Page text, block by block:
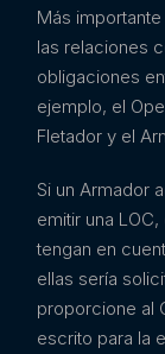
Más
las relaciones
obligaciones
ejemplo, el
Fletador y el
Si un Armador
emitir una
tengan en
ellas sería
proporcione al
escrito para la